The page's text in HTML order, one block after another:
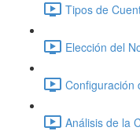
Tipos de
Elección del
Configuración
Análisis de la